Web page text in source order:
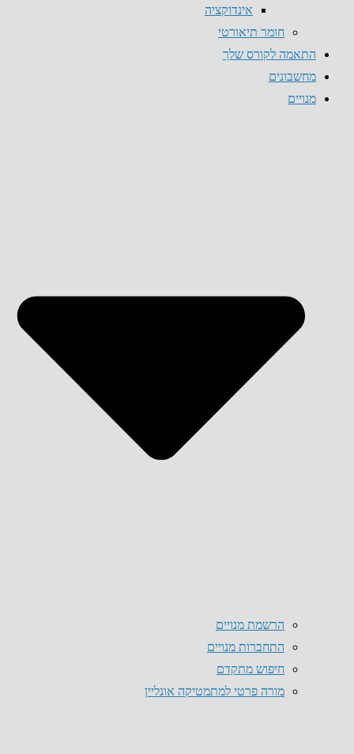
אינדוקציה
חומר תיאורטי
התאמה לקורס שלך
מחשבונים
מנויים
הרשמת מנויים
התחברות מנויים
חיפוש מתקדם
מורה פרטי למתמטיקה אונליין